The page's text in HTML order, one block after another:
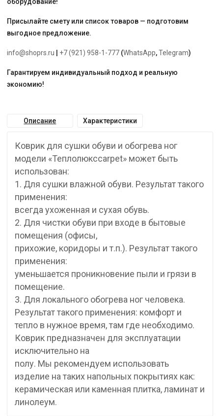
Присылайте смету или список товаров — подготовим
выгодное предложение.
info@shoprs.ru +7 (921) 958-1-777 (WhatsApp,Telegram)
Гарантируем индивидуальный подход и реальную
экономию!
Описание Характеристики
Коврик для сушки обуви и обогрева ног
модели «Теплолюксcarpet» может быть
использован:
1. Для сушки влажной обуви. Результат такого
применения:
всегда ухоженная и сухая обувь.
2. Для чистки обуви при входе в бытовые
помещения (офисы,
прихожие, коридоры и т.п.). Результат такого
применения:
уменьшается проникновение пыли и грязи в
помещение.
3. Для локального обогрева ног человека.
Результат такого применения: комфорт и
тепло в нужное время, там где необходимо.
Коврик предназначен для эксплуатации
исключительно на
полу. Мы рекомендуем использовать
изделие на таких напольных покрытиях как:
керамическая или каменная плитка, ламинат и
линолеум.